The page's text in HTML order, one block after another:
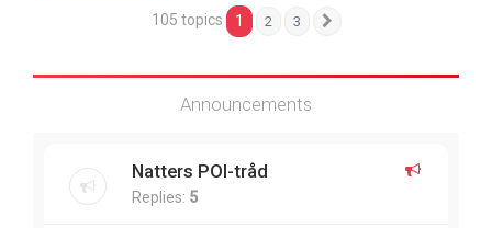
105 topics 1 2 3
Announcements
Natters POI-tråd
Replies: 5